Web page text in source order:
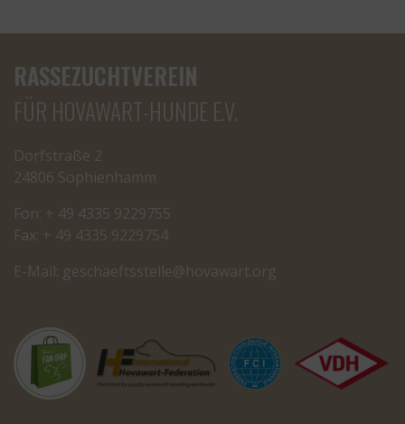
RASSEZUCHTVEREIN
FÜR HOVAWART-HUNDE E.V.
Dorfstraße 2
24806 Sophienhamm
Fon: + 49 4335 9229755
Fax: + 49 4335 9229754
E-Mail:
gro.t
rawav
oh@el
letss
tfeah
cseg